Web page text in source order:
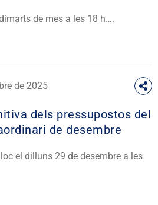
de mes a les 18 h….
de 2025
dels pressupostos del
de desembre
el dilluns 29 de desembre a les